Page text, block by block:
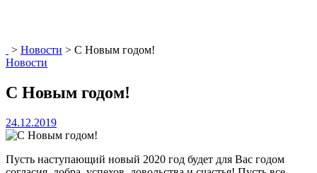
> Новости > С Новым годом!
Новости
С Новым годом!
24.12.2019
Пусть наступающий новый 2020 год будет для Вас годом